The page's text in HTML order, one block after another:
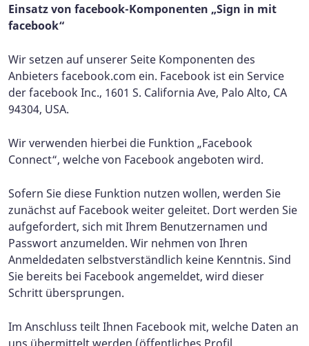
Einsatz von facebook-Komponenten „Sign in mit
facebook“
Wir setzen auf unserer Seite Komponenten des
Anbieters facebook.com ein. Facebook ist ein Service
der facebook Inc., 1601 S. California Ave, Palo Alto, CA
94304, USA.
Wir verwenden hierbei die Funktion „Facebook
Connect“, welche von Facebook angeboten wird.
Sofern Sie diese Funktion nutzen wollen, werden Sie
zunächst auf Facebook weiter geleitet. Dort werden Sie
aufgefordert, sich mit Ihrem Benutzernamen und
Passwort anzumelden. Wir nehmen von Ihren
Anmeldedaten selbstverständlich keine Kenntnis. Sind
Sie bereits bei Facebook angemeldet, wird dieser
Schritt übersprungen.
Im Anschluss teilt Ihnen Facebook mit, welche Daten an
uns übermittelt werden (öffentliches Profil,